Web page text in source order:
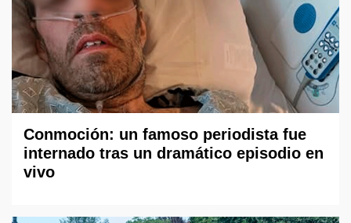
Conmoción: un famoso periodista fue
internado tras un dramático episodio en
vivo